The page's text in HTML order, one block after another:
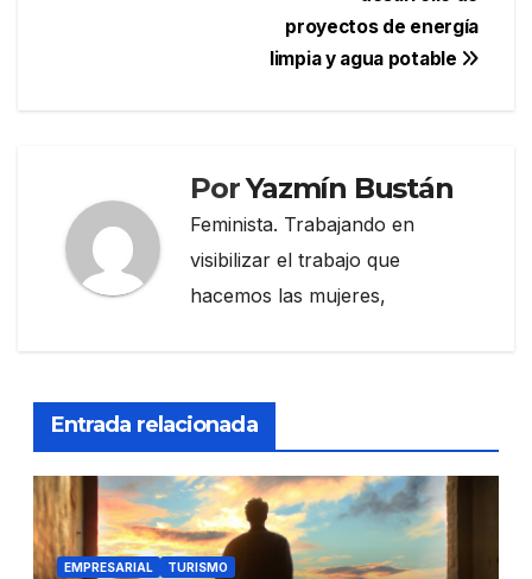
proyectos de energía
limpia y agua potable
PorYazmín Bustán
Feminista. Trabajando en
visibilizar el trabajo que
hacemos las mujeres,
Entrada relacionada
EMPRESARIAL TURISMO